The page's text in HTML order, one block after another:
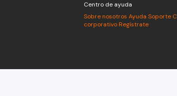
Brilliance
Mercedes Benz
Centro de ayuda
Sobre nosotros Ayuda Soporte
corporativo Regístrate